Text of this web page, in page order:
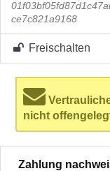
ce7c821a9168
Freischalten
nicht
Zahlung